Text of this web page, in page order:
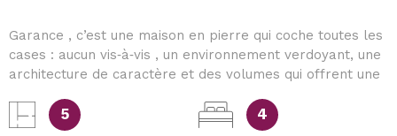
Garance , c’est une maison en pierre qui coche toutes les
cases : aucun vis‑à‑vis , un environnement verdoyant, une
architecture de caractère et des volumes qui offrent une
salon‑séjour avec cheminée , d’une grande cuisine
aménagée et équipée , et de quatre chambres
5 4